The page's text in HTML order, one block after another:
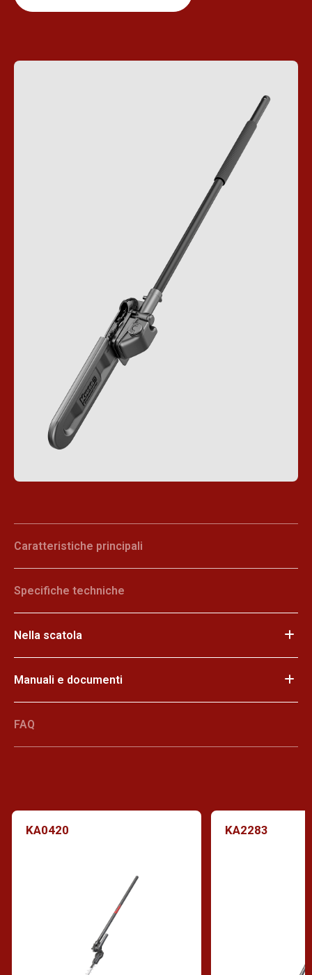
Caratteristiche principali
Specifiche techniche
Nella scatola
Manuali e documenti
FAQ
KA0420 KA2283